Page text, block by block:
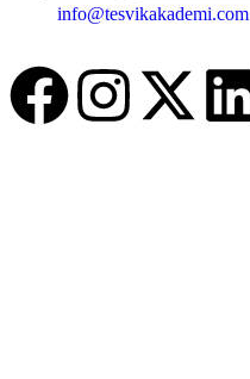
info@tesvikakademi.com